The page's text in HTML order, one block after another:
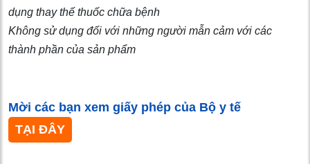
dụng thay thế thuốc chữa bệnh
Không sử dụng đối với những người mẫn cảm với các
thành phần của sản phẩm
Mời các bạn xem giấy phép của Bộ y tế
TẠI ĐÂY